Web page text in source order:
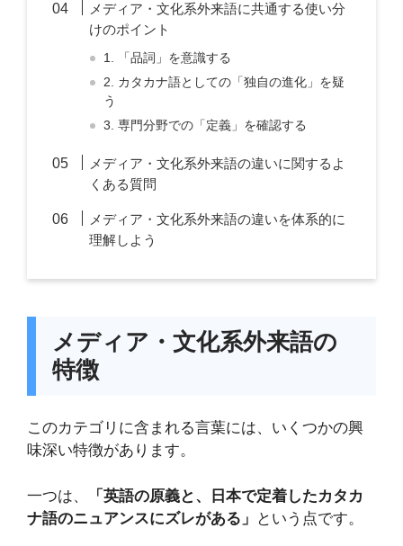
メディア・文化系外来語に共通する使い分
けのポイント
1. 「品詞」を意識する
2. カタカナ語としての「独自の進化」を疑
う
3. 専門分野での「定義」を確認する
メディア・文化系外来語の違いに関するよ
くある質問
メディア・文化系外来語の違いを体系的に
理解しよう
メディア・文化系外来語の
特徴
このカテゴリに含まれる言葉には、いくつかの興
味深い特徴があります。
一つは、
「英語の原義と、日本で定着したカタカ
ナ語のニュアンスにズレがある」
という点です。